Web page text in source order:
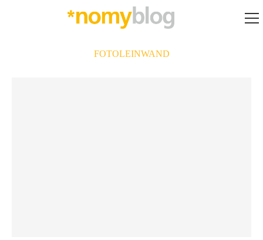
FOTOLEINWAND